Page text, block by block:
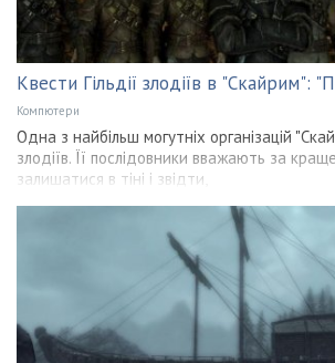
Квести Гільдії злодіїв в "Скайрим":
Компютери
Одна з найбільш могутніх організацій
злодіїв. Її послідовники вважають за
залишатися в тіні і звідти,